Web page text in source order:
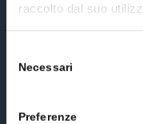
raccolto dal suo
delNecessari
Preferenze